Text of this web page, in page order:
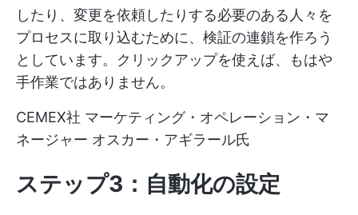
したり、変更を依頼したりする必要のある人々を
プロセスに取り込むために、検証の連鎖を作ろう
としています。クリックアップを使えば、もはや
手作業ではありません。
CEMEX社 マーケティング・オペレーション・マ
ネージャー オスカー・アギラール氏
ステップ3：自動化の設定